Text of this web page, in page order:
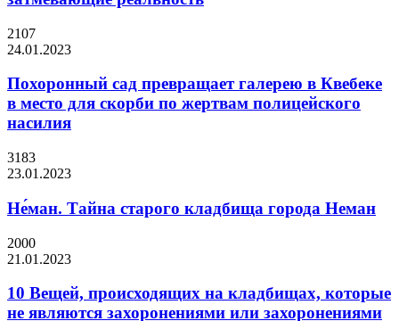
2107
24.01.2023
Похоронный сад превращает галерею в Квебеке
в место для скорби по жертвам полицейского
насилия
3183
23.01.2023
Не́ман. Тайна старого кладбища города Неман
2000
21.01.2023
10 Вещей, происходящих на кладбищах, которые
не являются захоронениями или захоронениями